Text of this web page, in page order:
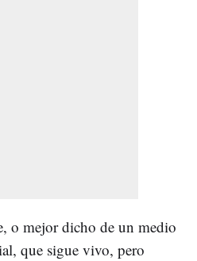
o mejor dicho de un medio
que sigue vivo, pero